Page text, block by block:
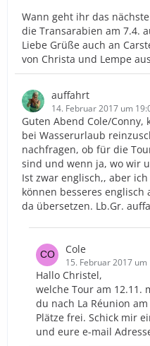
Wann geht ihr das
die Transarabien am 7.4.
Liebe Grüße auch an
von Christa und Lempe
auffahrt
14. Februar 2017 um
Guten Abend Cole/
bei Wasserurlaub
nachfragen, ob für die
sind und wenn ja, wo wir
Ist zwar englisch,, aber
können besseres
da übersetzen. Lb.Gr.
Cole
15. Februar 2017 um
Hallo Christel,
welche Tour am 12.11.
du nach La Réunion
Plätze frei. Schick mir
und eure e-mail